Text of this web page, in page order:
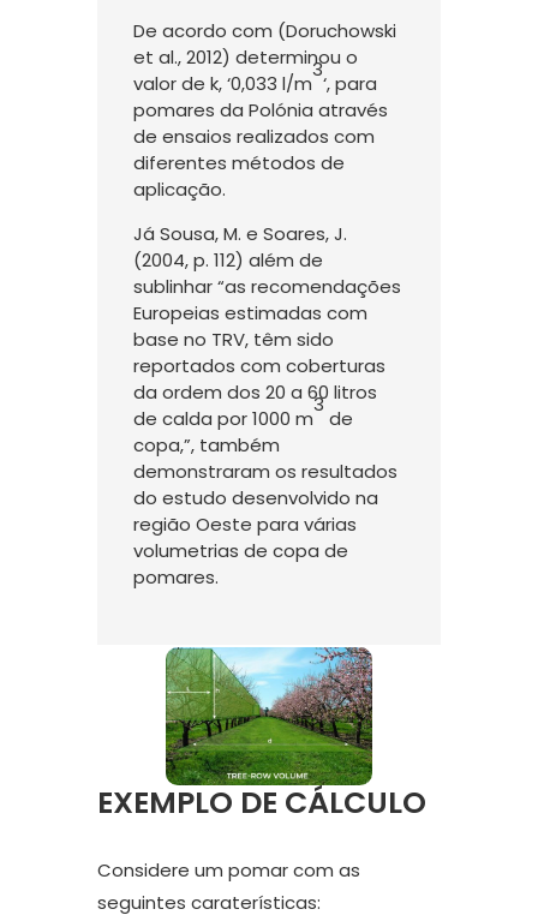
De acordo com (Doruchowski
et al., 2012) determinou o
valor de k, ‘0,033 l/m
3
‘, para
pomares da Polónia através
de ensaios realizados com
diferentes métodos de
aplicação.
Já Sousa, M. e Soares, J.
(2004, p. 112) além de
sublinhar “as recomendações
Europeias estimadas com
base no TRV, têm sido
reportados com coberturas
da ordem dos 20 a 60 litros
de calda por 1000 m
3
de
copa,”, também
demonstraram os resultados
do estudo desenvolvido na
região Oeste para várias
volumetrias de copa de
pomares.
EXEMPLO DE CÁLCULO
Considere um pomar com as
seguintes caraterísticas: